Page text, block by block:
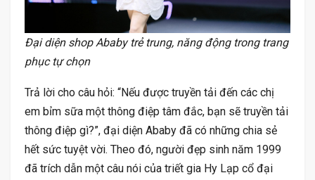
Đại diện shop Ababy trẻ trung, năng động trong trang
phục tự chọn
Trả lời cho câu hỏi: “Nếu được truyền tải đến các chị
em bỉm sữa một thông điệp tâm đắc, bạn sẽ truyền tải
thông điệp gì?”, đại diện Ababy đã có những chia sẻ
hết sức tuyệt vời. Theo đó, người đẹp sinh năm 1999
đã trích dẫn một câu nói của triết gia Hy Lạp cổ đại